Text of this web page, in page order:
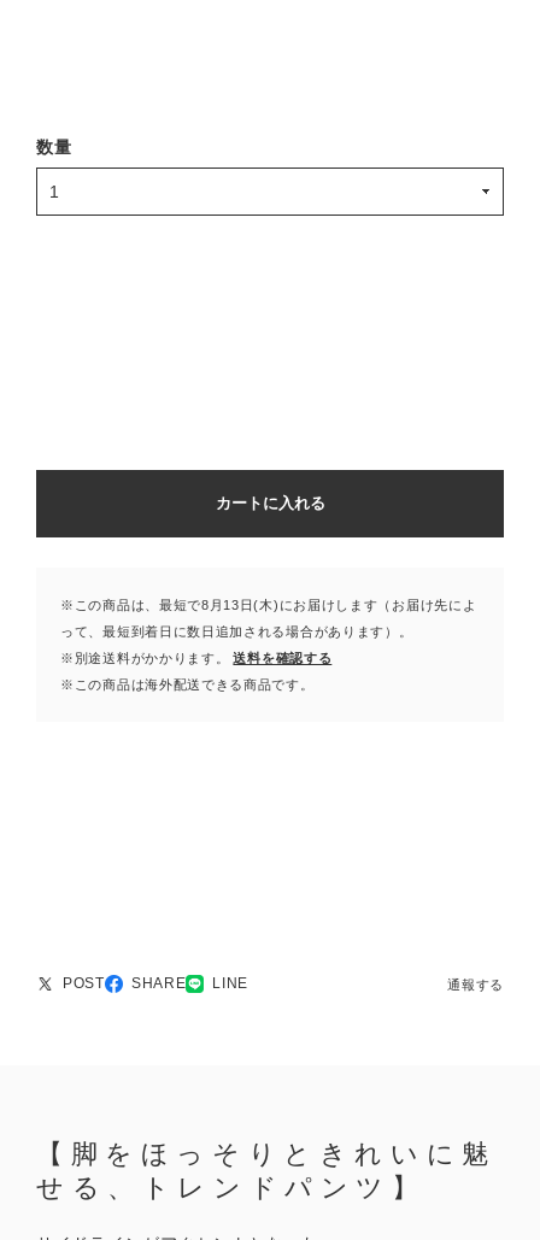
数量
カートに入れる
※この商品は、最短で8月13日(木)にお届けします（お届け先によ
って、最短到着日に数日追加される場合があります）。
※別途送料がかかります。
送料を確認する
※この商品は海外配送できる商品です。
POST SHARE LINE 通報する
【脚をほっそりときれいに魅
せる、トレンドパンツ】